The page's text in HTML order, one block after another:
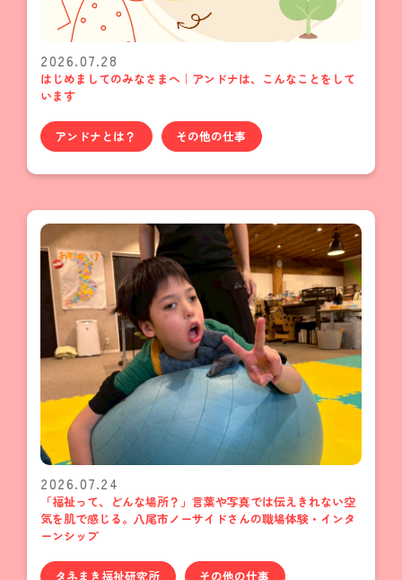
2026.07.28
はじめましてのみなさまへ｜アンドナは、こんなことをして
います
アンドナとは？ その他の仕事
2026.07.24
「福祉って、どんな場所？」言葉や写真では伝えきれない空
気を肌で感じる。八尾市ノーサイドさんの職場体験・インタ
ーンシップ
タネまき福祉研究所 その他の仕事